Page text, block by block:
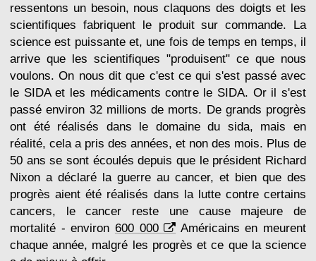
ressentons un besoin, nous claquons des doigts et les
scientifiques fabriquent le produit sur commande. La
science est puissante et, une fois de temps en temps, il
arrive que les scientifiques "produisent" ce que nous
voulons. On nous dit que c'est ce qui s'est passé avec
le SIDA et les médicaments contre le SIDA. Or il s'est
passé environ 32 millions de morts. De grands progrès
ont été réalisés dans le domaine du sida, mais en
réalité, cela a pris des années, et non des mois. Plus de
50 ans se sont écoulés depuis que le président Richard
Nixon a déclaré la guerre au cancer, et bien que des
progrès aient été réalisés dans la lutte contre certains
cancers, le cancer reste une cause majeure de
mortalité - environ 600 000
Américains en meurent
chaque année, malgré les progrès et ce que la science